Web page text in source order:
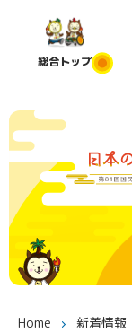
総合トップ
Home 新着情報